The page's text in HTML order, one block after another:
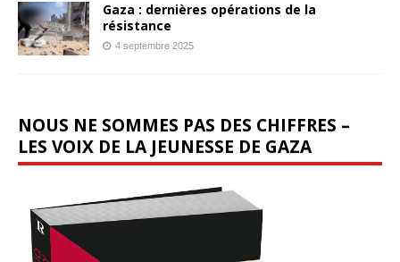
Gaza : dernières opérations de la
résistance
4 septembre 2025
NOUS NE SOMMES PAS DES CHIFFRES –
LES VOIX DE LA JEUNESSE DE GAZA